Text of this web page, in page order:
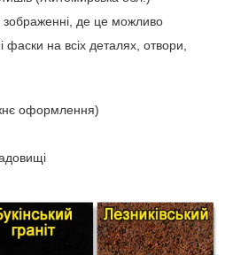
зображенні, де це можливо
фаски на всіх деталях, отвори,
оформлення)